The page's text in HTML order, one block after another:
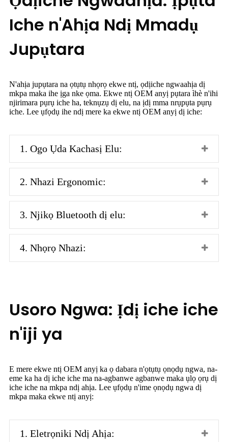
Iche n'Ahịa Ndị Mmadụ
Jupụtara
N'ahịa jupụtara na ọtụtụ nhọrọ ekwe ntị, ọdịiche ngwaahịa dị
mkpa maka ihe ịga nke ọma. Ekwe ntị OEM anyị pụtara ìhè n'ihi
njirimara pụrụ iche ha, teknụzụ dị elu, na ịdị mma nrụpụta pụrụ
iche. Lee ụfọdụ ihe ndị mere ka ekwe ntị OEM anyị dị iche:
1. Ogo Ụda Kachasị Elu:
2. Nhazi Ergonomic:
3. Njikọ Bluetooth dị elu:
4. Nhọrọ Nhazi:
Usoro Ngwa: Ịdị iche iche
n'iji ya
E mere ekwe ntị OEM anyị ka ọ dabara n'ọtụtụ ọnọdụ ngwa, na-
eme ka ha dị iche iche ma na-agbanwe agbanwe maka ụlọ ọrụ dị
iche iche na mkpa ndị ahịa. Lee ụfọdụ n'ime ọnọdụ ngwa dị
mkpa maka ekwe ntị anyị:
1. Eletrọniki Ndị Ahịa: